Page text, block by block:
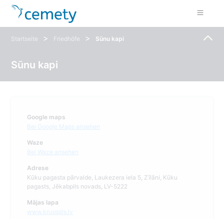
Startseite > Friedhöfe > Sūnu kapi
Sūnu kapi
Google maps
Bei Google Maps ansehen
Waze
Bei Waze ansehen
Adrese
Kūku pagasta pārvalde, Laukezera iela 5, Zīlāni, Kūku
pagasts, Jēkabpils novads, LV-5222
Mājas lapa
www.krustpils.lv